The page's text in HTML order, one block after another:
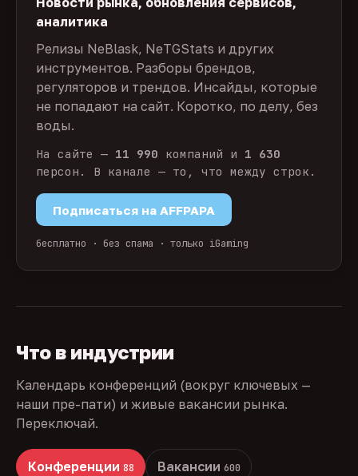
аналитика
Релизы NeBlask, NeTGStats и других
инструментов. Разборы брендов,
регуляторов и трендов. Инсайды, которые
не попадают на сайт. Коротко, по делу, без
воды.
На сайте — 11 990 компаний и 1 630
персон. В канале — то, что между строк.
Подписаться на AFFPAPA
бесплатно · без спама · только iGaming
Что в индустрии
Календарь конференций (вокруг ключевых —
наши пре-пати) и живые вакансии рынка.
Переключай.
Конференции 88 Вакансии 600